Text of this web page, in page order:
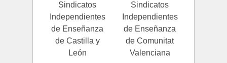
Sindicatos
Independientes
de Enseñanza
de Castilla y
León
Sindicatos
Independientes
de Enseñanza
de Comunitat
Valenciana